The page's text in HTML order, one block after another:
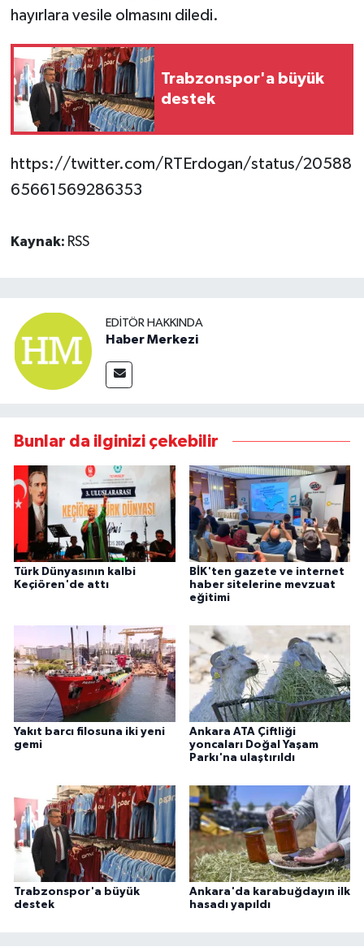
hayırlara vesile olmasını diledi.
Trabzonspor'a büyük
destek
https://twitter.com/RTErdogan/status/20588
65661569286353
Kaynak: RSS
EDITÖR HAKKINDA
Haber Merkezi
Bunlar da ilginizi çekebilir
Türk Dünyasının kalbi
Keçiören'de attı
BİK'ten gazete ve internet
haber sitelerine mevzuat
eğitimi
Yakıt barcı filosuna iki yeni
gemi
Ankara ATA Çiftliği
yoncaları Doğal Yaşam
Parkı'na ulaştırıldı
Trabzonspor'a büyük
destek
Ankara'da karabuğdayın ilk
hasadı yapıldı